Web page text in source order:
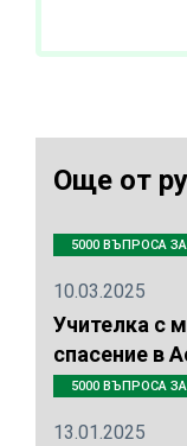
Още от
5000 ВЪПРОСА
10.03.2025
Учителка с
спасение в
5000 ВЪПРОСА
13.01.2025